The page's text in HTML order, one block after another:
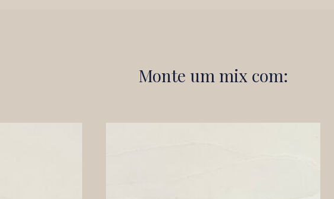
Monte um mix com: